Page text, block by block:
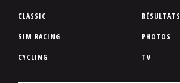
d
d
CLASSIC
SIM RACING
CYCLING
RÉSULTATS
PHOTOS
TV